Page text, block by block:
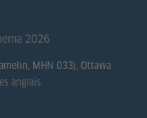
2026
MHN 033), Ottawa
anglais.